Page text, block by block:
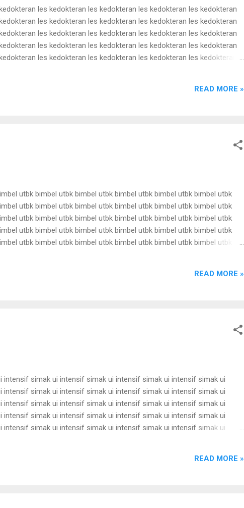
les kedokteran les kedokteran les kedokteran les kedokteran
les kedokteran les kedokteran les kedokteran les kedokteran
les kedokteran les kedokteran les kedokteran les kedokteran
les kedokteran les kedokteran les kedokteran les kedokteran
les kedokteran les kedokteran les kedokteran les kedokteran
les kedokteran les kedokteran les kedokteran les kedokteran
les kedokteran les kedokteran les kedo...
READ MORE »
utbk bimbel utbk bimbel utbk bimbel utbk bimbel utbk bimbel utbk
utbk bimbel utbk bimbel utbk bimbel utbk bimbel utbk bimbel utbk
utbk bimbel utbk bimbel utbk bimbel utbk bimbel utbk bimbel utbk
utbk bimbel utbk bimbel utbk bimbel utbk bimbel utbk bimbel utbk
utbk bimbel utbk bimbel utbk bimbel utbk bimbel utbk bimbel utbk
utbk bimbel utbk bimbel utbk bimbel utbk bimbel utbk bimbel utbk
utbk bimbel utbk bimbel utbk ...
READ MORE »
simak ui intensif simak ui intensif simak ui intensif simak ui
simak ui intensif simak ui intensif simak ui intensif simak ui
simak ui intensif simak ui intensif simak ui intensif simak ui
simak ui intensif simak ui intensif simak ui intensif simak ui
simak ui intensif simak ui intensif simak ui intensif simak ui
sim...
READ MORE »